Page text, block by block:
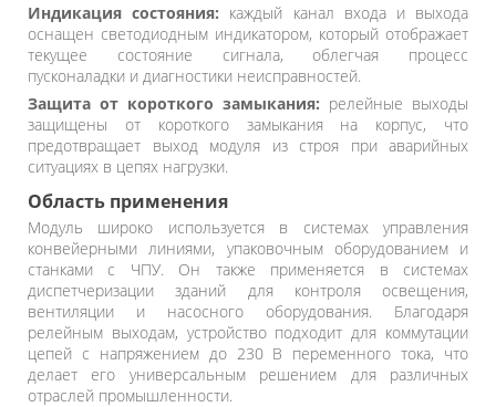
Индикация состояния: каждый канал входа и выхода
оснащен светодиодным индикатором, который отображает
текущее состояние сигнала, облегчая процесс
пусконаладки и диагностики неисправностей.
Защита от короткого замыкания: релейные выходы
защищены от короткого замыкания на корпус, что
предотвращает выход модуля из строя при аварийных
ситуациях в цепях нагрузки.
Область применения
Модуль широко используется в системах управления
конвейерными линиями, упаковочным оборудованием и
станками с ЧПУ. Он также применяется в системах
диспетчеризации зданий для контроля освещения,
вентиляции и насосного оборудования. Благодаря
релейным выходам, устройство подходит для коммутации
цепей с напряжением до 230 В переменного тока, что
делает его универсальным решением для различных
отраслей промышленности.